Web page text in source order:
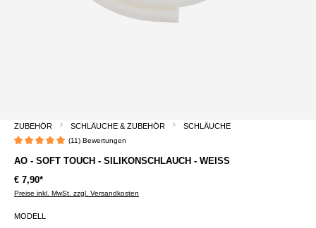
ZUBEHÖR SCHLÄUCHE & ZUBEHÖR SCHLÄUCHE
(11) Bewertungen
AO - SOFT TOUCH - SILIKONSCHLAUCH - WEISS
€ 7,90*
Preise inkl. MwSt. zzgl. Versandkosten
MODELL